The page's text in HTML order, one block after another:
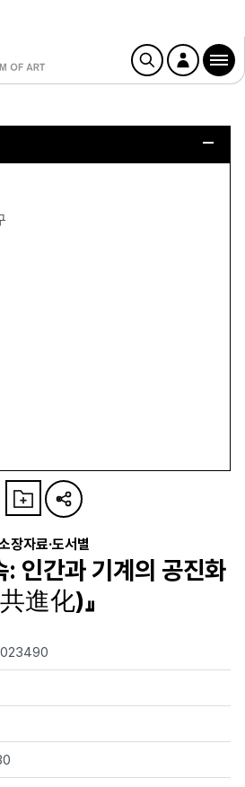
장자료·도서별
: 인간과 기계의 공진화
進化)』